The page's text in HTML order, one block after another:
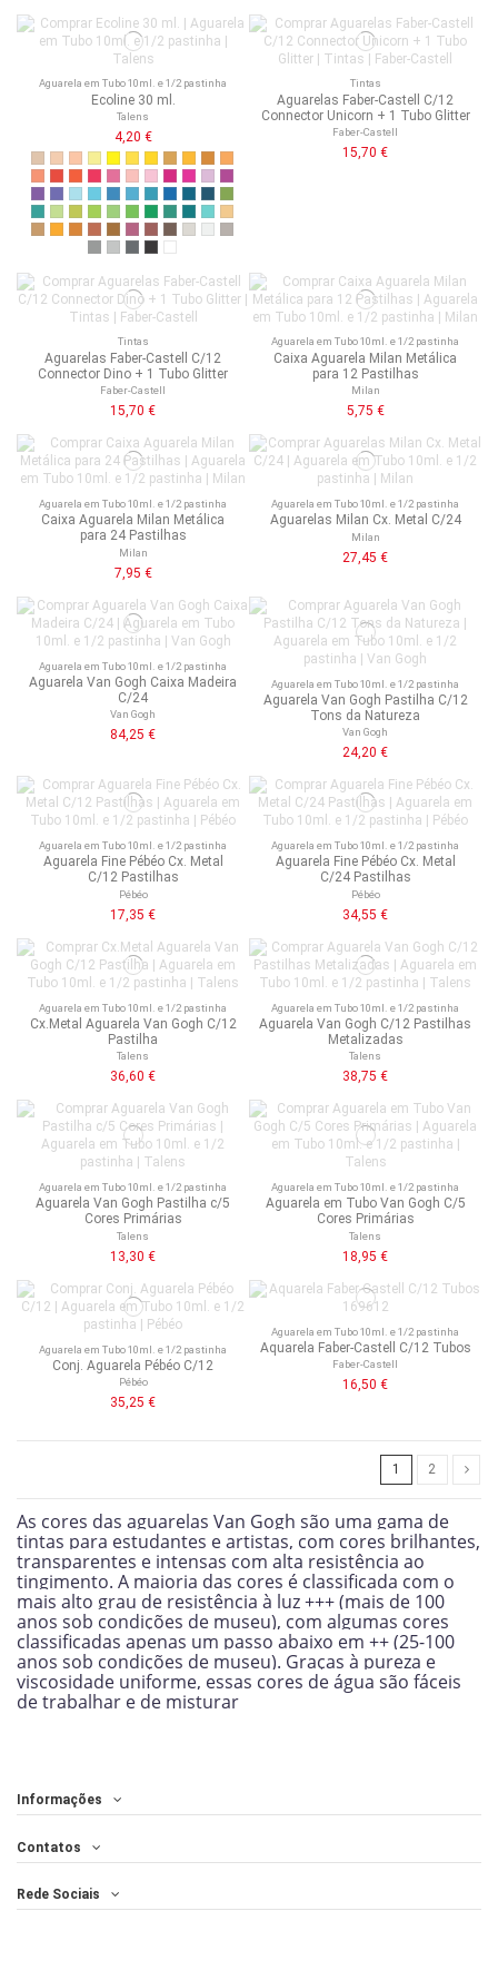
Aguarela em Tubo 10ml. e 1/2 pastinha
Ecoline 30 ml.
Talens
4,20 €
Tintas
Aguarelas Faber-Castell C/12
Connector Unicorn + 1 Tubo Glitter
Faber-Castell
15,70 €
Tintas
Aguarelas Faber-Castell C/12
Connector Dino + 1 Tubo Glitter
Faber-Castell
15,70 €
Aguarela em Tubo 10ml. e 1/2 pastinha
Caixa Aguarela Milan Metálica
para 12 Pastilhas
Milan
5,75 €
Aguarela em Tubo 10ml. e 1/2 pastinha
Caixa Aguarela Milan Metálica
para 24 Pastilhas
Milan
7,95 €
Aguarela em Tubo 10ml. e 1/2 pastinha
Aguarelas Milan Cx. Metal C/24
Milan
27,45 €
Aguarela em Tubo 10ml. e 1/2 pastinha
Aguarela Van Gogh Caixa Madeira
C/24
Van Gogh
84,25 €
Aguarela em Tubo 10ml. e 1/2 pastinha
Aguarela Van Gogh Pastilha C/12
Tons da Natureza
Van Gogh
24,20 €
Aguarela em Tubo 10ml. e 1/2 pastinha
Aguarela Fine Pébéo Cx. Metal
C/12 Pastilhas
Pébéo
17,35 €
Aguarela em Tubo 10ml. e 1/2 pastinha
Aguarela Fine Pébéo Cx. Metal
C/24 Pastilhas
Pébéo
34,55 €
Aguarela em Tubo 10ml. e 1/2 pastinha
Cx.Metal Aguarela Van Gogh C/12
Pastilha
Talens
36,60 €
Aguarela em Tubo 10ml. e 1/2 pastinha
Aguarela Van Gogh C/12 Pastilhas
Metalizadas
Talens
38,75 €
Aguarela em Tubo 10ml. e 1/2 pastinha
Aguarela Van Gogh Pastilha c/5
Cores Primárias
Talens
13,30 €
Aguarela em Tubo 10ml. e 1/2 pastinha
Aguarela em Tubo Van Gogh C/5
Cores Primárias
Talens
18,95 €
Aguarela em Tubo 10ml. e 1/2 pastinha
Conj. Aguarela Pébéo C/12
Pébéo
35,25 €
Aguarela em Tubo 10ml. e 1/2 pastinha
Aquarela Faber-Castell C/12 Tubos
Faber-Castell
16,50 €
1 2
As cores das aguarelas Van Gogh são uma gama de
tintas para estudantes e artistas, com cores brilhantes,
transparentes e intensas com alta resistência ao
tingimento. A maioria das cores é classificada com o
mais alto grau de resistência à luz +++ (mais de 100
anos sob condições de museu), com algumas cores
classificadas apenas um passo abaixo em ++ (25-100
anos sob condições de museu). Graças à pureza e
viscosidade uniforme, essas cores de água são fáceis
de trabalhar e de misturar
Informações
Contatos
Rede Sociais